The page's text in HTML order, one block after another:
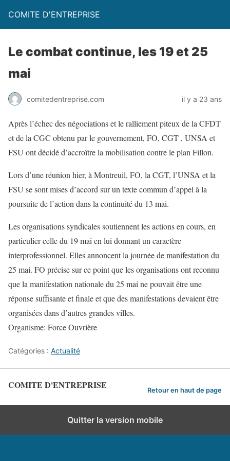
COMITE D'ENTREPRISE
Le combat continue, les 19 et 25
mai
comitedentreprise.com il y a 23 ans
Après l’échec des négociations et le ralliement piteux de la CFDT
et de la CGC obtenu par le gouvernement, FO, CGT , UNSA et
FSU ont décidé d’accroître la mobilisation contre le plan Fillon.
Lors d’une réunion hier, à Montreuil, FO, la CGT, l’UNSA et la
FSU se sont mises d’accord sur un texte commun d’appel à la
poursuite de l’action dans la continuité du 13 mai.
Les organisations syndicales soutiennent les actions en cours, en
particulier celle du 19 mai en lui donnant un caractère
interprofessionnel. Elles annoncent la journée de manifestation du
25 mai. FO précise sur ce point que les organisations ont reconnu
que la manifestation nationale du 25 mai ne pouvait être une
réponse suffisante et finale et que des manifestations devaient être
organisées dans d’autres grandes villes.
Organisme: Force Ouvrière
Catégories : Actualité
COMITE D'ENTREPRISE Retour en haut de page
Quitter la version mobile